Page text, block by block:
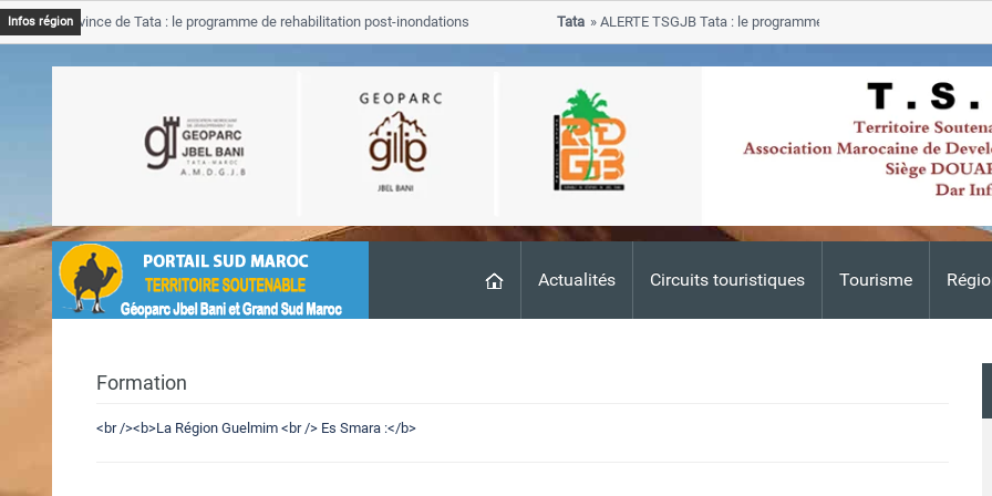
Actualités Circuits touristiques Tourisme
Infos région
Province de Tata : le programme de rehabilitation post-inondations
ALERTE TSGJB Tata : le programme de rehabilitation post-
progresse dans les zones sinistrees
Formation
<br /><b>La Région Guelmim <br /> Es Smara :</b>